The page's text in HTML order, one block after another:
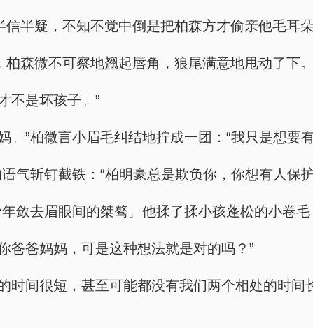
信半疑，不知不觉中倒是把柏森方才偷亲他毛耳
柏森微不可察地翘起唇角，狼尾满意地甩动了下。
不是坏孩子。”
。”柏微言小眉毛纠结地拧成一团：“我只是想
气斩钉截铁：“柏明豪总是欺负你，你想有人保
敛去眉眼间的桀骜。他揉了揉小孩蓬松的小卷
爸爸妈妈，可是这种想法就是对的吗？”
时间很短，甚至可能都没有我们两个相处的时